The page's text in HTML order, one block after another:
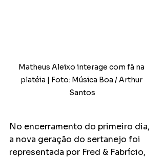
Matheus Aleixo interage com fã na
platéia | Foto: Música Boa / Arthur
Santos
No encerramento do primeiro dia,
a nova geração do sertanejo foi
representada por Fred & Fabrício,